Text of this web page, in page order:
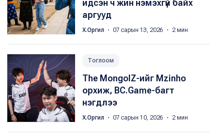
идсэн ч жин нэмэхгүй байх
аргууд
Х.Оргил ・ 07 сарын 13, 2026 ・ 2 мин
Тоглоом
The MongolZ-ийг Mzinho
орхиж, BC.Game-багт
нэгдлээ
Х.Оргил ・ 07 сарын 10, 2026 ・ 2 мин